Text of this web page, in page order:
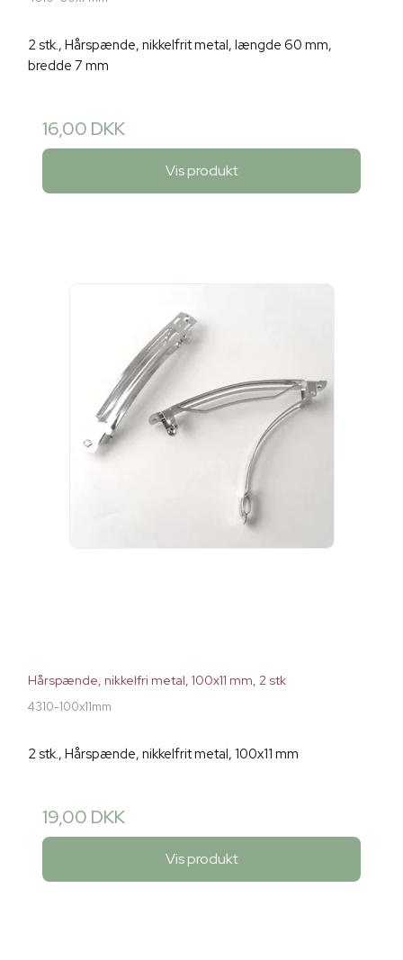
2 stk., Hårspænde, nikkelfrit metal, længde 60 mm,
bredde 7 mm
16,00 DKK
Vis produkt
Hårspænde, nikkelfri metal, 100x11 mm, 2 stk
4310-100x11mm
2 stk., Hårspænde, nikkelfrit metal, 100x11 mm
19,00 DKK
Vis produkt